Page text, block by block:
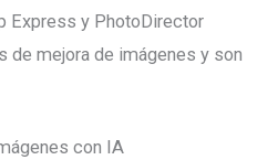
Express y PhotoDirector
de mejora de imágenes y son
con IA